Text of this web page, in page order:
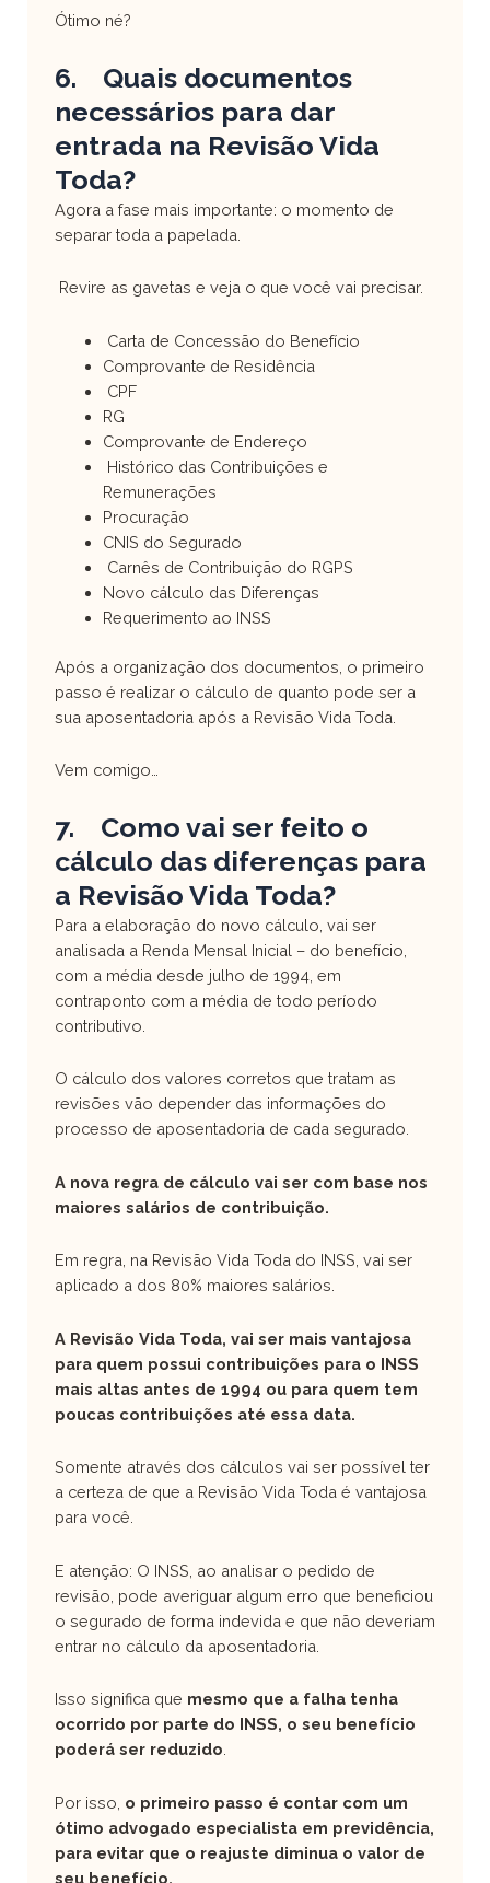
Ótimo né?
6. Quais documentos
necessários para dar
entrada na Revisão Vida
Toda?
Agora a fase mais importante: o momento de
separar toda a papelada.
Revire as gavetas e veja o que você vai precisar.
Carta de Concessão do Benefício
Comprovante de Residência
CPF
RG
Comprovante de Endereço
Histórico das Contribuições e
Remunerações
Procuração
CNIS do Segurado
Carnês de Contribuição do RGPS
Novo cálculo das Diferenças
Requerimento ao INSS
Após a organização dos documentos, o primeiro
passo é realizar o cálculo de quanto pode ser a
sua aposentadoria após a Revisão Vida Toda.
Vem comigo…
7. Como vai ser feito o
cálculo das diferenças para
a Revisão Vida Toda?
Para a elaboração do novo cálculo, vai ser
analisada a Renda Mensal Inicial – do benefício,
com a média desde julho de 1994, em
contraponto com a média de todo período
contributivo.
O cálculo dos valores corretos que tratam as
revisões vão depender das informações do
processo de aposentadoria de cada segurado.
A nova regra de cálculo vai ser com base nos
maiores salários de contribuição.
Em regra, na Revisão Vida Toda do INSS, vai ser
aplicado a dos 80% maiores salários.
A Revisão Vida Toda, vai ser mais vantajosa
para quem possui contribuições para o INSS
mais altas antes de 1994 ou para quem tem
poucas contribuições até essa data.
Somente através dos cálculos vai ser possível ter
a certeza de que a Revisão Vida Toda é vantajosa
para você.
E atenção: O INSS, ao analisar o pedido de
revisão, pode averiguar algum erro que beneficiou
o segurado de forma indevida e que não deveriam
entrar no cálculo da aposentadoria.
Isso significa que mesmo que a falha tenha
ocorrido por parte do INSS, o seu benefício
poderá ser reduzido.
Por isso, o primeiro passo é contar com um
ótimo advogado especialista em previdência,
para evitar que o reajuste diminua o valor de
seu benefício.